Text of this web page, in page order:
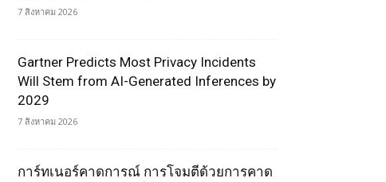
7 สิงหาคม 2026
Gartner Predicts Most Privacy Incidents
Will Stem from AI-Generated Inferences by
2029
7 สิงหาคม 2026
การ์ทเนอร์คาดการณ์ การโจมตีด้วยการคาด